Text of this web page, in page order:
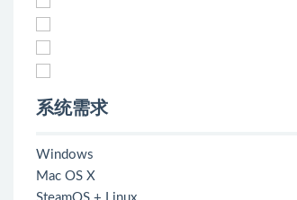
系统需求
Windows
Mac OS X